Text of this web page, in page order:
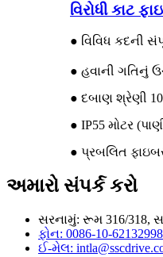
વિરોધી કાટ
● વિવિધ કદની
● હવાની ગતિનું
● દબાણ શ્રેણી
● IP55 મોટર
● પ્રબલિત
અમારો સંપર્ક કરો
સરનામું: રૂમ 316/318,
ફોન: 0086-10-62132998
ઈ-મેલ: